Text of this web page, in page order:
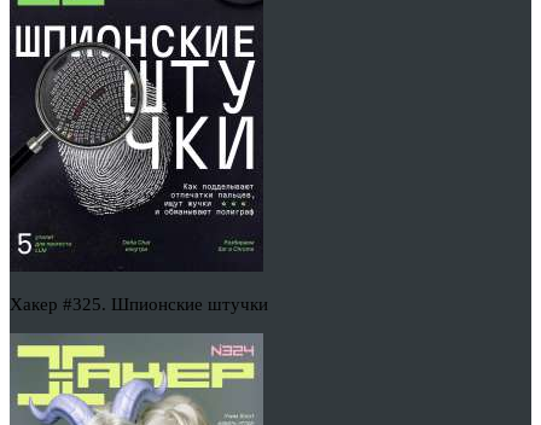
Хакер #325. Шпионские штучки